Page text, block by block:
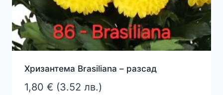
Хризантема Brasiliana – разсад
1,80 € (3.52 лв.)